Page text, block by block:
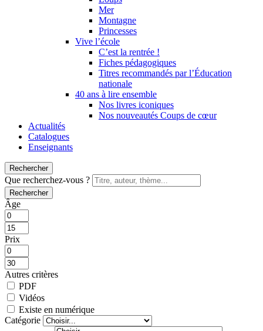
Mer
Montagne
Princesses
Vive l’école
C’est la rentrée !
Fiches pédagogiques
Titres recommandés par l’Éducation
nationale
40 ans à lire ensemble
Nos livres iconiques
Nos nouveautés Coups de cœur
Actualités
Catalogues
Enseignants
Rechercher
Que recherchez-vous ?
Rechercher
Âge
Prix
Autres critères
PDF
Vidéos
Existe en numérique
Catégorie